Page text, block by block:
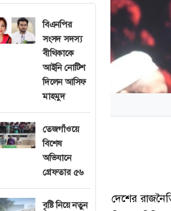
বিএনপির
সংসদ সদস্য
বীথিকাকে
আইনি নোটিশ
দিলেন আসিফ
মাহমুদ
তেজগাঁওয়ে
বিশেষ
অভিযানে
গ্রেফতার ৫৬
বৃষ্টি নিয়ে নতুন
দেশের